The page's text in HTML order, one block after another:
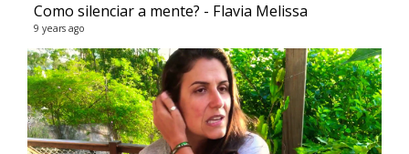
Como silenciar a mente? - Flavia Melissa
9 years ago